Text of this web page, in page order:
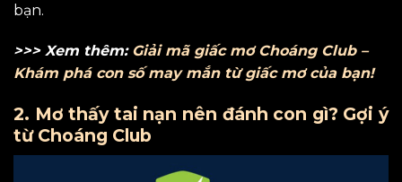
bạn.
>>> Xem thêm: Giải mã giấc mơ Choáng Club –
Khám phá con số may mắn từ giấc mơ của bạn!
2. Mơ thấy tai nạn nên đánh con gì? Gợi ý
từ Choáng Club